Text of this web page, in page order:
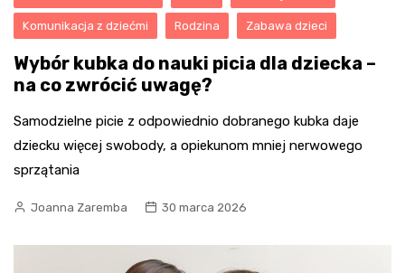
Komunikacja z dziećmi Rodzina Zabawa dzieci
Wybór kubka do nauki picia dla dziecka –
na co zwrócić uwagę?
Samodzielne picie z odpowiednio dobranego kubka daje
dziecku więcej swobody, a opiekunom mniej nerwowego
sprzątania
Joanna Zaremba 30 marca 2026